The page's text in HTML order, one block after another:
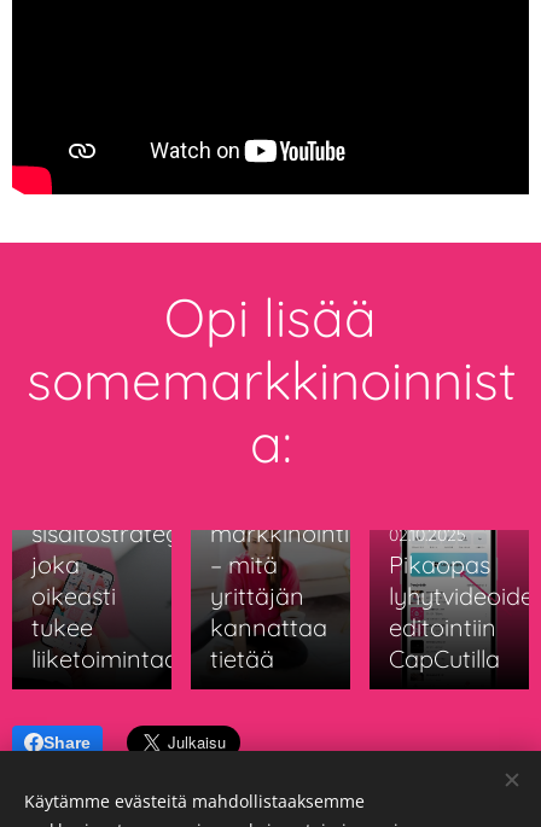
Opi lisää
somemarkkinoinnist
a:
sisältöstrategia,
joka
oikeasti
tukee
liiketoimintaa
ELY-
keskuksen
markkinointia
– mitä
yrittäjän
kannattaa
tietää
02.10.2025
Pikaopas
editointiin
CapCutilla
Share
Käytämme evästeitä mahdollistaaksemme